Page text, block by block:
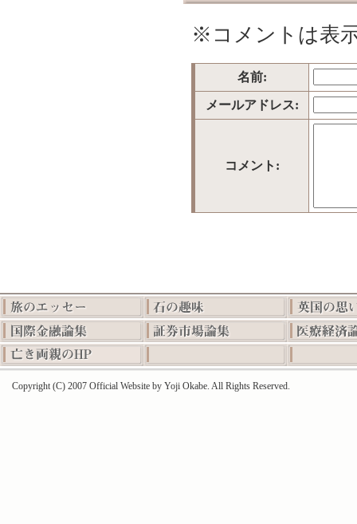
※コメントは表
名前:
メールアドレス:
コメント:
Copyright (C) 2007 Official Website by Yoji Okabe. All Rights Reserved.